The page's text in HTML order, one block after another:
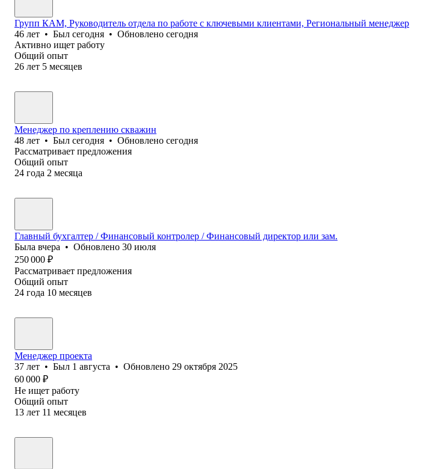
Групп КАМ, Руководитель отдела по работе с ключевыми клиентами, Региональный менеджер
46 лет • Был сегодня • Обновлено сегодня
Активно ищет работу
Общий опыт
26 лет 5 месяцев
Менеджер по креплению скважин
48 лет • Был сегодня • Обновлено сегодня
Рассматривает предложения
Общий опыт
24 года 2 месяца
Главный бухгалтер / Финансовый контролер / Финансовый директор или зам.
Была вчера • Обновлено 30 июля
250 000 ₽
Рассматривает предложения
Общий опыт
24 года 10 месяцев
Менеджер проекта
37 лет • Был 1 августа • Обновлено 29 октября 2025
60 000 ₽
Не ищет работу
Общий опыт
13 лет 11 месяцев